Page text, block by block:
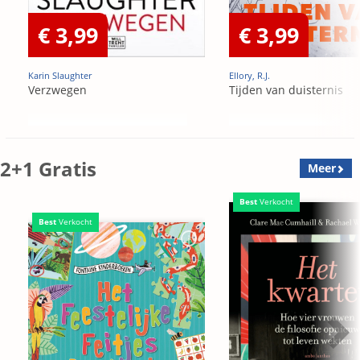
€ 3,99
Karin Slaughter
Verzwegen
€ 3,99
Ellory, R.J.
Tijden van duisternis
2+1 Gratis Meer
Best Verkocht
Best Verkocht